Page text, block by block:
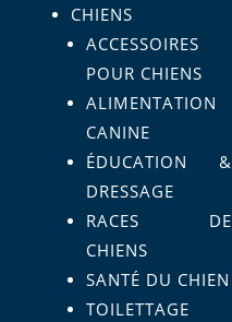
CHIENS
ACCESSOIRES
POUR CHIENS
ALIMENTATION
CANINE
ÉDUCATION &
DRESSAGE
RACES DE
CHIENS
SANTÉ DU CHIEN
TOILETTAGE